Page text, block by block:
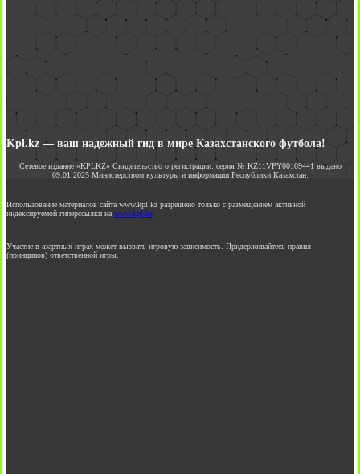
Kpl.kz — ваш надежный гид в мире Казахстанского футбола!
Сетевое издание «KPLKZ» Свидетельство о регистрации: серия № KZ11VPY00109441 выдано
09.01.2025 Министерством культуры и информации Республики Казахстан.
Использование материалов сайта www.kpl.kz разрешено только с размещением активной
индексируемой гиперссылки на www.kpl.kz
Участие в азартных играх может вызвать игровую зависимость. Придерживайтесь правил
(принципов) ответственной игры.